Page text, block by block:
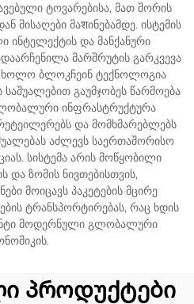
ტოვარებისა, მათ შორის
მისაღები მაशინებამდე. ისტემის
ინტელექტის და მანქანური
მარშრუტის გარკვევა
ხოლო ბლოკჩეინ ტექნოლოგია
გაუმჯობეს წარმოება
ინფრასტრუქტურა
და მომხმარებლებს
აძლევს საერთაშორისო
სისტემა არის მოწყობილი
და ზომის ნივთებისთვის,
მოიცავს პაკეტების მცირე
ტრანსპორტირებას, რაც ხდის
მოდერნული გლობალური
პროდუქტები